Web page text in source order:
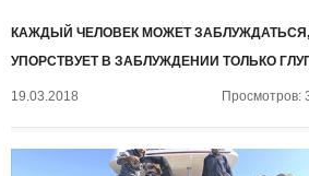
КАЖДЫЙ ЧЕЛОВЕК МОЖЕТ
УПОРСТВУЕТ В ЗАБЛУЖДЕНИИ ТОЛЬКО
19.03.2018 Просмотров: